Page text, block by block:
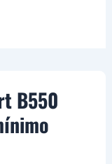
B550